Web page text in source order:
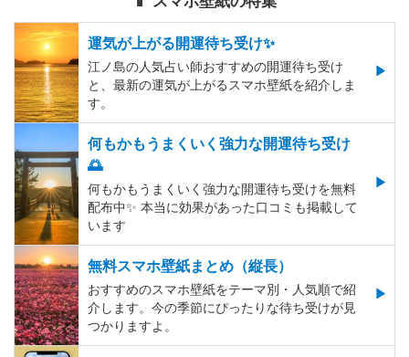
運気が上がる開運待ち受け✨
江ノ島の人気占い師おすすめの開運待ち受け
と、最新の運気が上がるスマホ壁紙を紹介しま
す。
何もかもうまくいく強力な開運待ち受け
🌅
何もかもうまくいく強力な開運待ち受けを無料
配布中✨️ 本当に効果があった口コミも掲載して
います
無料スマホ壁紙まとめ（縦長）
おすすめのスマホ壁紙をテーマ別・人気順で紹
介します。今の季節にぴったりな待ち受けが見
つかりますよ。